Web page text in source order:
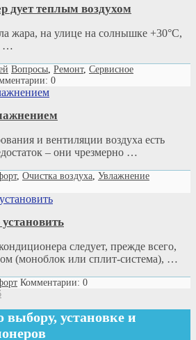
дует теплым воздухом
жара, на улице на солнышке +30°С,
…
Вопросы, Ремонт, Сервисное
0
и вентиляции воздуха есть
– они чрезмерно …
, Очистка воздуха, Увлажнение
следует, прежде всего,
(моноблок или сплит-система), …
Комментарии: 0
установке и